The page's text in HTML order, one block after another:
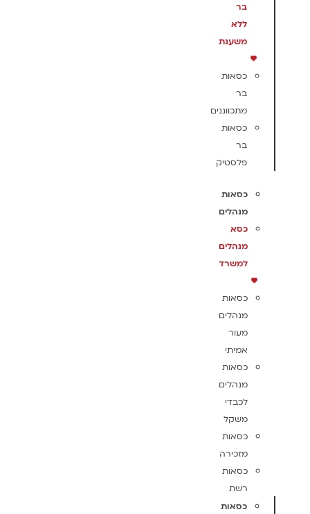
בר
ללא
משענת
כסאות
בר
מתכווננים
כסאות
בר
פלסטיק
כסאות
מנהלים
כסא
מנהלים
למשרד
כסאות
מנהלים
מעור
אמיתי
כסאות
מנהלים
לכבדי
משקל
כסאות
מזכירה
כסאות
רשת
כסאות